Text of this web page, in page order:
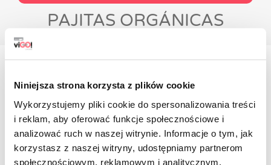
Niniejsza strona korzysta z plików cookie
Wykorzystujemy pliki cookie do spersonalizowania treści
i reklam, aby oferować funkcje społecznościowe i
analizować ruch w naszej witrynie. Informacje o tym, jak
korzystasz z naszej witryny, udostępniamy partnerom
społecznościowym, reklamowym i analitycznym.
PAJITAS ORGÁNICAS
¡Manténganse al tanto! Se mostrarán más
productos aquí a medida que se agreguen.
Contacto